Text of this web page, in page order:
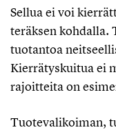
Sellua ei voi
teräksen kohdalla.
tuotantoa
Kierrätyskuitua ei
rajoitteita on
Tuotevalikoiman,